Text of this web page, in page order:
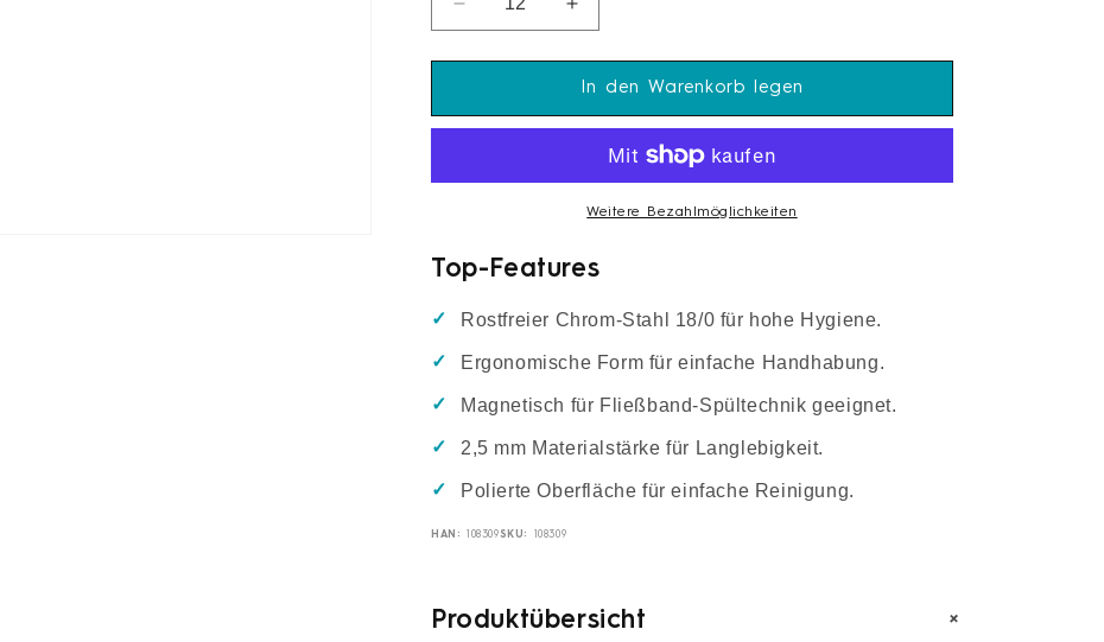
Verringere
die
Menge
Solex
&quot;SARAH&quot;
2,5
Moccalöffel
Erhöhe
die
Menge
für
Solex
Besteckserie
&quot;SARAH&quot;
2,5
mm
Moccalöffel
In den Warenkorb legen
Weitere Bezahlmöglichkeiten
Top-Features
Rostfreier Chrom-Stahl 18/0 für hohe Hygiene.
Ergonomische Form für einfache Handhabung.
Magnetisch für Fließband-Spültechnik geeignet.
2,5 mm Materialstärke für Langlebigkeit.
Polierte Oberfläche für einfache Reinigung.
HAN: 108309SKU: 108309
Produktübersicht +